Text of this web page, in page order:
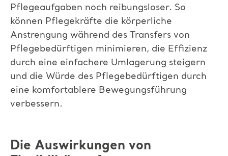
Pflegeaufgaben noch reibungsloser. So
können Pflegekräfte die körperliche
Anstrengung während des Transfers von
Pflegebedürftigen minimieren, die Effizienz
durch eine einfachere Umlagerung steigern
und die Würde des Pflegebedürftigen durch
eine komfortablere Bewegungsführung
verbessern.
Die Auswirkungen von